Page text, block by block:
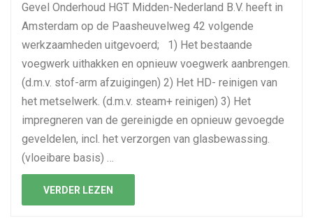
Gevel Onderhoud HGT Midden-Nederland B.V. heeft in
Amsterdam op de Paasheuvelweg 42 volgende
werkzaamheden uitgevoerd; 1) Het bestaande
voegwerk uithakken en opnieuw voegwerk aanbrengen.
(d.m.v. stof-arm afzuigingen) 2) Het HD- reinigen van
het metselwerk. (d.m.v. steam+ reinigen) 3) Het
impregneren van de gereinigde en opnieuw gevoegde
geveldelen, incl. het verzorgen van glasbewassing.
(vloeibare basis) …
VERDER LEZEN